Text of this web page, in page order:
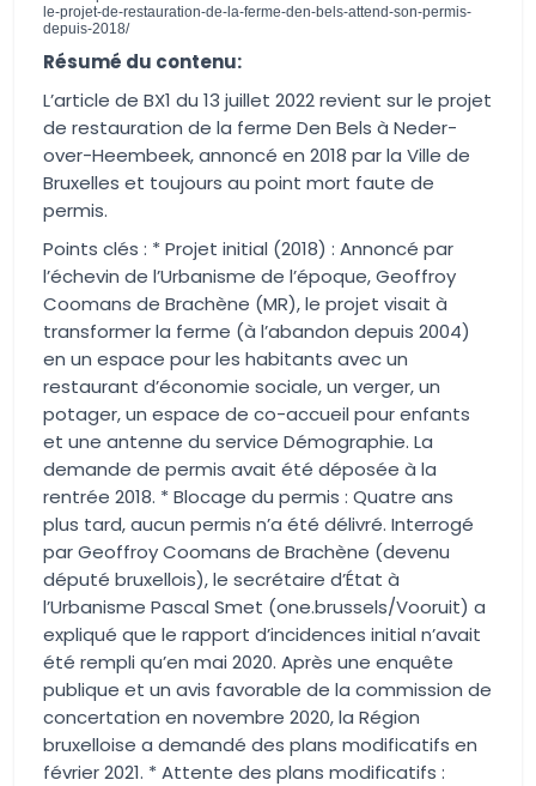
le-projet-de-restauration-de-la-ferme-den-bels-attend-son-permis-
depuis-2018/
Résumé du contenu:
L’article de BX1 du 13 juillet 2022 revient sur le projet
de restauration de la ferme Den Bels à Neder-
over-Heembeek, annoncé en 2018 par la Ville de
Bruxelles et toujours au point mort faute de
permis.
Points clés : * Projet initial (2018) : Annoncé par
l’échevin de l’Urbanisme de l’époque, Geoffroy
Coomans de Brachène (MR), le projet visait à
transformer la ferme (à l’abandon depuis 2004)
en un espace pour les habitants avec un
restaurant d’économie sociale, un verger, un
potager, un espace de co-accueil pour enfants
et une antenne du service Démographie. La
demande de permis avait été déposée à la
rentrée 2018. * Blocage du permis : Quatre ans
plus tard, aucun permis n’a été délivré. Interrogé
par Geoffroy Coomans de Brachène (devenu
député bruxellois), le secrétaire d’État à
l’Urbanisme Pascal Smet (one.brussels/Vooruit) a
expliqué que le rapport d’incidences initial n’avait
été rempli qu’en mai 2020. Après une enquête
publique et un avis favorable de la commission de
concertation en novembre 2020, la Région
bruxelloise a demandé des plans modificatifs en
février 2021. * Attente des plans modificatifs :